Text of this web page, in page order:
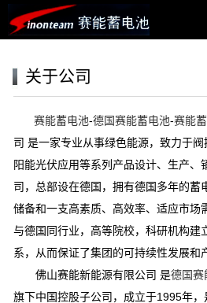
关于公司
赛能蓄电池-德国赛能蓄电池-赛能
司 是一家专业从事绿色能源，致力于
阳能光伏应用等系列产品设计、生产、
司，总部设在德国，拥有德国多年的蓄
储备和一支高素质、高效率、适应市场
与德国同行业，高等院校，科研机构建
系，从而保证了集团的可持续性发展和
佛山赛能新能源有限公司 是德国赛
旗下中国控股子公司，成立于1995年